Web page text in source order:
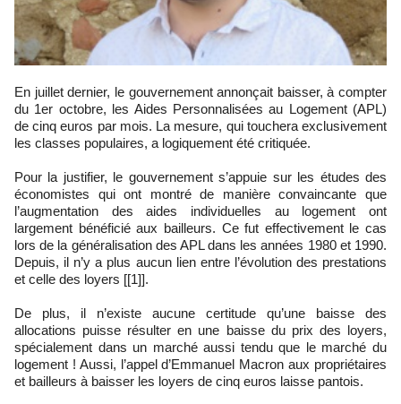
En juillet dernier, le gouvernement annonçait baisser, à compter
du 1er octobre, les Aides Personnalisées au Logement (APL)
de cinq euros par mois. La mesure, qui touchera exclusivement
les classes populaires, a logiquement été critiquée.
Pour la justifier, le gouvernement s’appuie sur les études des
économistes qui ont montré de manière convaincante que
l’augmentation des aides individuelles au logement ont
largement bénéficié aux bailleurs. Ce fut effectivement le cas
lors de la généralisation des APL dans les années 1980 et 1990.
Depuis, il n’y a plus aucun lien entre l’évolution des prestations
et celle des loyers [[1]].
De plus, il n’existe aucune certitude qu’une baisse des
allocations puisse résulter en une baisse du prix des loyers,
spécialement dans un marché aussi tendu que le marché du
logement ! Aussi, l’appel d’Emmanuel Macron aux propriétaires
et bailleurs à baisser les loyers de cinq euros laisse pantois.